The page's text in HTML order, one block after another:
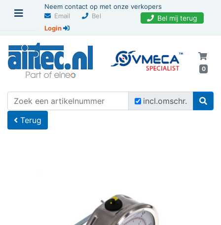
Neem contact op met onze verkopers
Email
Bel Bel mij terug
Login
0
incl.omschr.
U bevindt zich hier Home
Terug